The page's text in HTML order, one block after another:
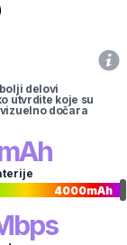
delovi
utvrdite koje su
dočara
4000mAh